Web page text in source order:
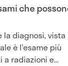
che
diagnosi, vista
è l'esame più
radiazioni e...